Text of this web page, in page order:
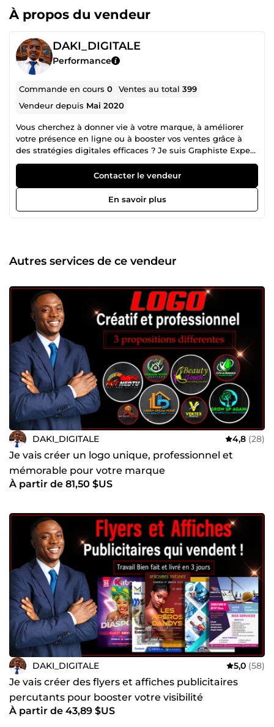
À propos du vendeur
DAKI_DIGITALE
Performance
Commande en cours0 Ventes au total399
Vendeur depuis Mai 2020
Vous cherchez à donner vie à votre marque, à améliorer
votre présence en ligne ou à booster vos ventes grâce à
des stratégies digitales efficaces ? Je suis Graphiste Expert,
Web Designer et professionnel du Marketing Digital,
spécialisé dans la création de solutions visuelles et
digitales qui captivent et convertissent. Avec plusieurs
années d'expérience en freelance, j'accompagne les
entrepreneurs, PME et grandes entreprises dans la
bannières). Web design professionnel : Conception de
sites web modernes, responsives et optimisés pour
performant : Stratégies digitales ciblées pour maximiser
votre impact en ligne (SEO, publicités, email marketing).
Pourquoi travailler avec moi ? Créativité et expertise : Je
combine un œil artistique avec des compétences
techniques solides. Accompagnement personnalisé :
Chaque projet est unique, et je m’engage à comprendre
vos besoins pour y répondre parfaitement. Résultats
concrets : Mon objectif est de transformer vos idées en
résultats mesurables. Quelques réussites récentes :
Augmentation des ventes de 50% pour une boutique en
ligne grâce à une refonte complète du site. Création d’une
identité visuelle forte pour une start-up, améliorant sa
reconnaissance de marque de 65%. Mise en place d’une
stratégie digitale qui a quadruplé le trafic organique d’un
client en 6 mois. Prêt(e) à transformer votre projet en une
réussite ? Contactez-moi, et commençons à construire
ensemble !
Contacter le vendeur
En savoir plus
Autres services de ce vendeur
DAKI_DIGITALE 4,8 (28)
Je vais créer un logo unique, professionnel et
mémorable pour votre marque
À partir de 81,50 $US
DAKI_DIGITALE 5,0 (58)
Je vais créer des flyers et affiches publicitaires
percutants pour booster votre visibilité
À partir de 43,89 $US